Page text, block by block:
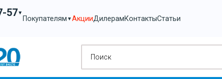
57▼
Покупателям ▼АкцииДилерамКонтактыСтатьи